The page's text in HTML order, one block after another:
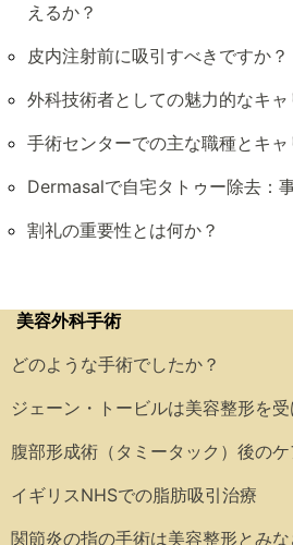
えるか？
皮内注射前に吸引すべきですか？
外科技術者としての魅力的なキャ
手術センターでの主な職種とキャ
Dermasalで自宅タトゥー除去：
割礼の重要性とは何か？
美容外科手術
どのような手術でしたか？
ジェーン・トービルは美容整形を受
腹部形成術（タミータック）後のケ
イギリスNHSでの脂肪吸引治療
関節炎の指の手術は美容整形とみな